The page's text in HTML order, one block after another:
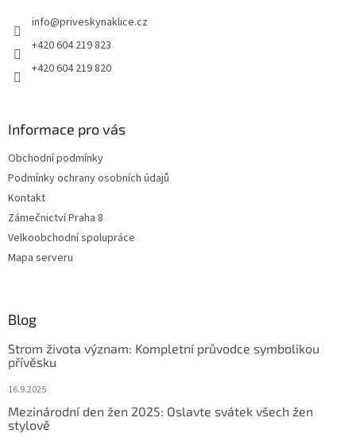
info@priveskynaklice.cz
+420 604 219 823
+420 604 219 820
Informace pro vás
Obchodní podmínky
Podmínky ochrany osobních údajů
Kontakt
Zámečnictví Praha 8
Velkoobchodní spolupráce
Mapa serveru
Blog
Strom života význam: Kompletní průvodce symbolikou
přívěsku
16.9.2025
Mezinárodní den žen 2025: Oslavte svátek všech žen
stylově